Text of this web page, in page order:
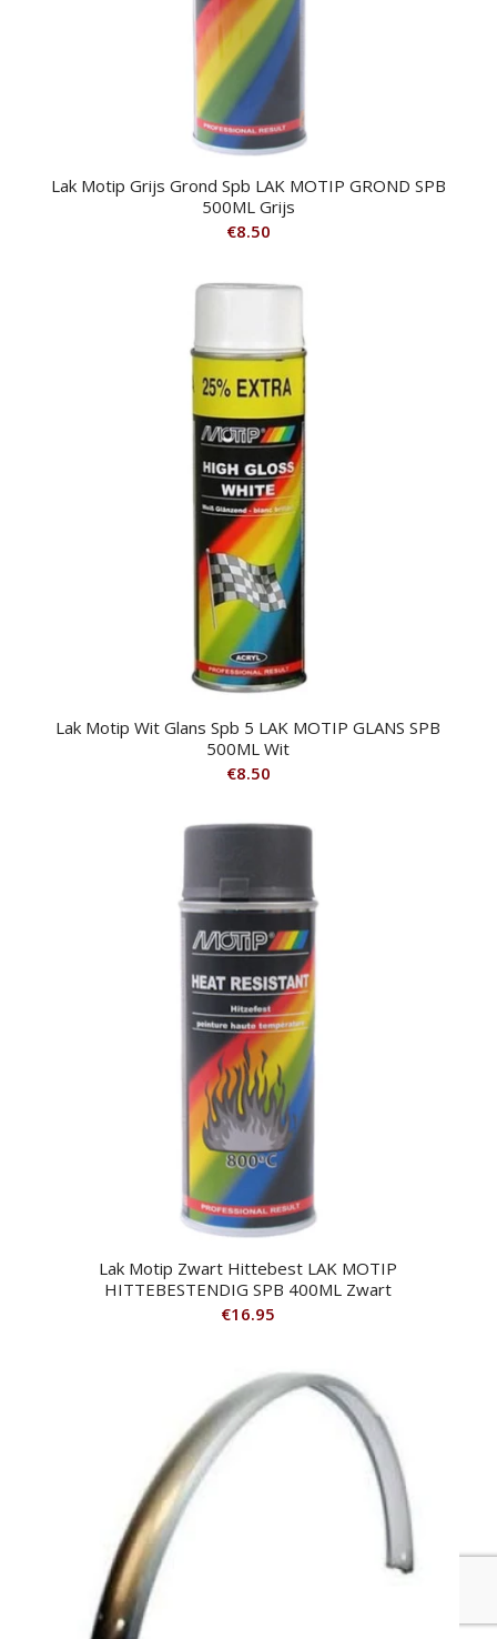
Lak Motip Grijs Grond Spb LAK MOTIP GROND SPB
500ML Grijs
€8.50
Lak Motip Wit Glans Spb 5 LAK MOTIP GLANS SPB
500ML Wit
€8.50
Lak Motip Zwart Hittebest LAK MOTIP
HITTEBESTENDIG SPB 400ML Zwart
€16.95